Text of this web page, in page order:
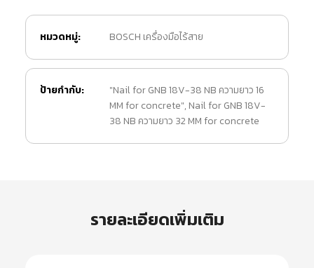
หมวดหมู่: BOSCH เครื่องมือไร้สาย
ป้ายกำกับ:
"Nail for GNB 18V-38 NB ความยาว 16
MM for concrete", Nail for GNB 18V-
38 NB ความยาว 32 MM for concrete
รายละเอียดเพิ่มเติม